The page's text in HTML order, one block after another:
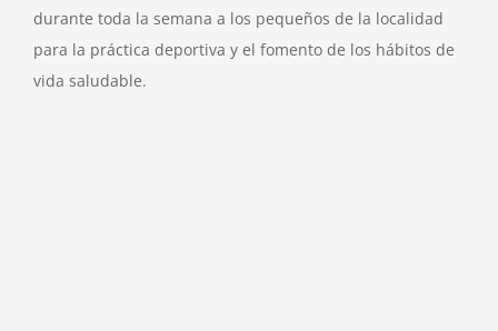
durante toda la semana a los pequeños de la localidad
para la práctica deportiva y el fomento de los hábitos de
vida saludable.